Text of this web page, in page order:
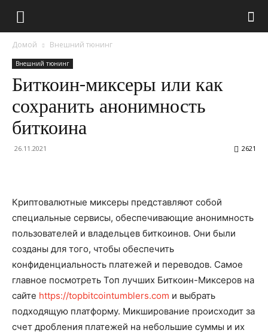
Домой Внешний тюнинг
Внешний тюнинг
Биткоин-миксеры или как
сохранить анонимность
биткоина
26.11.2021 2621
Криптовалютные миксеры представляют собой
специальные сервисы, обеспечивающие анонимность
пользователей и владельцев биткоинов. Они были
созданы для того, чтобы обеспечить
конфиденциальность платежей и переводов. Самое
главное посмотреть Топ лучших Биткоин-Миксеров на
сайте https://topbitcointumblers.com и выбрать
подходящую платформу. Микширование происходит за
счет дробления платежей на небольшие суммы и их